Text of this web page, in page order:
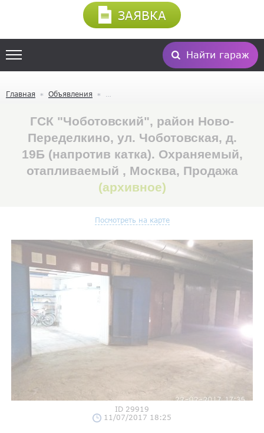
Найти гараж
ЗАЯВКА
Главная Объявления
ГСК "Чоботовский", район Ново-
Переделкино, ул. Чоботовская, д.
19Б (напротив катка). Охраняемый,
отапливаемый , Москва, Продажа
(архивное)
Посмотреть на карте
ID 29919
11/07/2017 18:25